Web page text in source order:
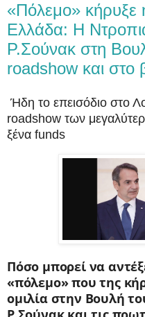
«Πόλεμο» κήρυξε
Ελλάδα: H
Ρ.Σούνακ στη
roadshow και
Ήδη το επεισόδιο στο
roadshow των
ξένα funds
Πόσο μπορεί να
«πόλεμο» που της
ομιλία στην Βουλή